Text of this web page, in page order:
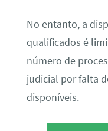
No entanto, a
qualificados é
número de
judicial por falta
disponíveis.